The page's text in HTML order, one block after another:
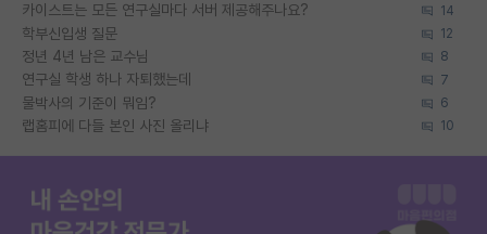
카이스트는 모든 연구실마다 서버 제공해주나요? 14
학부신입생 질문 12
정년 4년 남은 교수님 8
연구실 학생 하나 자퇴했는데 7
물박사의 기준이 뭐임? 6
랩홈피에 다들 본인 사진 올리냐 10